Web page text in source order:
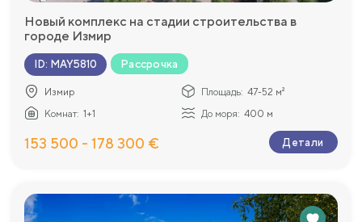
Новый комплекс на стадии строительства в
городе Измир
ID: MAY5810 Рассрочка
Измир Площадь: 47-52 м²
Комнат: 1+1 До моря: 400 м
153 500 - 178 300 € Детали